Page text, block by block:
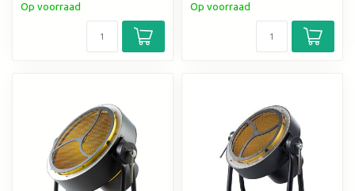
Op voorraad Op voorraad